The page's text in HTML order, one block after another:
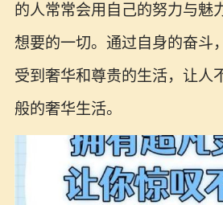
的人常常会用自己的努力与魅
想要的一切。通过自身的奋斗
受到奢华和尊贵的生活，让人
般的奢华生活。